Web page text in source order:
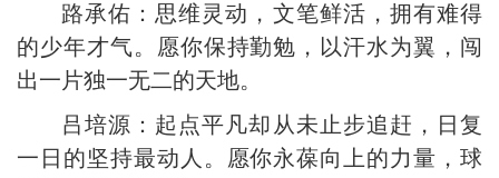
路承佑：思维灵动，文笔鲜活，拥有难得
的少年才气。愿你保持勤勉，以汗水为翼，闯
出一片独一无二的天地。
吕培源：起点平凡却从未止步追赶，日复
一日的坚持最动人。愿你永葆向上的力量，球